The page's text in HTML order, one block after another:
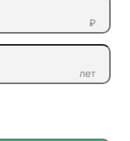
₽
лет